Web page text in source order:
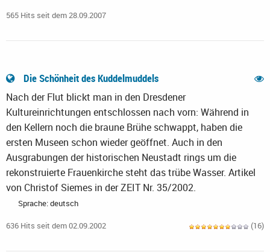
565 Hits seit dem 28.09.2007
Die Schönheit des Kuddelmuddels
Nach der Flut blickt man in den Dresdener
Kultureinrichtungen entschlossen nach vorn: Während in
den Kellern noch die braune Brühe schwappt, haben die
ersten Museen schon wieder geöffnet. Auch in den
Ausgrabungen der historischen Neustadt rings um die
rekonstruierte Frauenkirche steht das trübe Wasser. Artikel
von Christof Siemes in der ZEIT Nr. 35/2002.
Sprache: deutsch
636 Hits seit dem 02.09.2002 (16)